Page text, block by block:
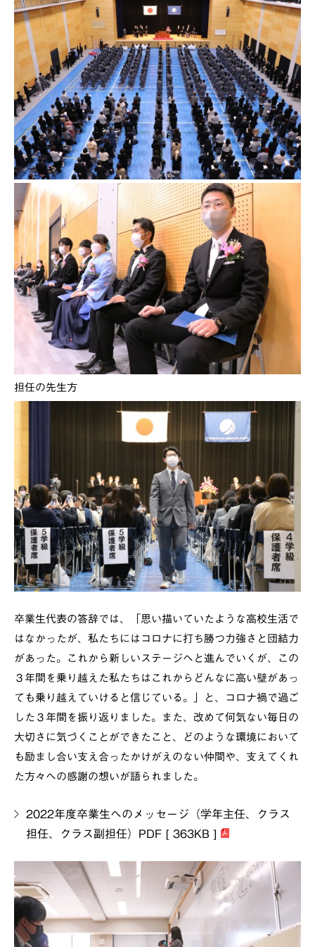
担任の先生方
卒業生代表の答辞では、「思い描いていたような高校生活で
はなかったが、私たちにはコロナに打ち勝つ力強さと団結力
があった。これから新しいステージへと進んでいくが、この
３年間を乗り越えた私たちはこれからどんなに高い壁があっ
ても乗り越えていけると信じている。」と、コロナ禍で過ご
した３年間を振り返りました。また、改めて何気ない毎日の
大切さに気づくことができたこと、どのような環境において
も励まし合い支え合ったかけがえのない仲間や、支えてくれ
た方々への感謝の想いが語られました。
2022年度卒業生へのメッセージ（学年主任、クラス
担任、クラス副担任）PDF [ 363KB ]